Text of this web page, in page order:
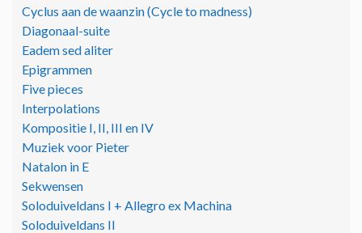
Cyclus aan de waanzin (Cycle to madness)
Diagonaal-suite
Eadem sed aliter
Epigrammen
Five pieces
Interpolations
Kompositie I, II, III en IV
Muziek voor Pieter
Natalon in E
Sekwensen
Soloduiveldans I + Allegro ex Machina
Soloduiveldans II